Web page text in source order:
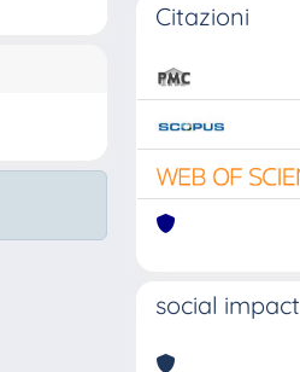
Citazioni
social impact